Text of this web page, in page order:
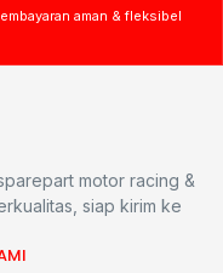
aman & fleksibel
motor racing &
siap kirim ke